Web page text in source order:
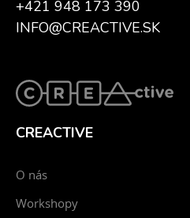
+421 948 173 390
INFO@CREACTIVE.SK
CREACTIVE
O nás
Workshopy